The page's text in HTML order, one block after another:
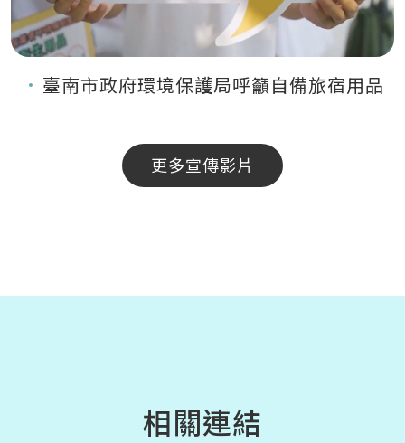
臺南市政府環境保護局呼籲自備旅宿用品
更多宣傳影片
相關連結